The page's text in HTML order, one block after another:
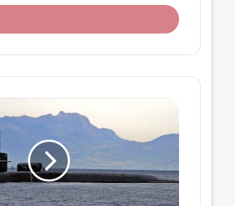
خ
ل
د
إ
ت
ر